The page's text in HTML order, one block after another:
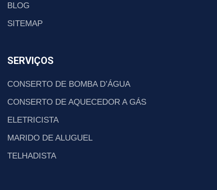
BLOG
SITEMAP
SERVIÇOS
CONSERTO DE BOMBA D’ÁGUA
CONSERTO DE AQUECEDOR A GÁS
ELETRICISTA
MARIDO DE ALUGUEL
TELHADISTA